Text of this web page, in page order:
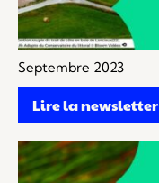
Septembre 2023
Lire la newsletter